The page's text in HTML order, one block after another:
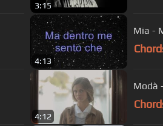
3:15
4:13
Mia -
4:12
Modà